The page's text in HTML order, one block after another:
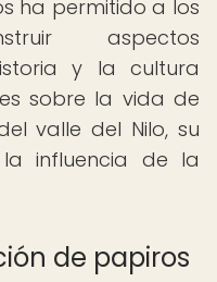
ha permitido a los
aspectos
y la cultura
sobre la vida de
valle del Nilo, su
influencia de la
de papiros